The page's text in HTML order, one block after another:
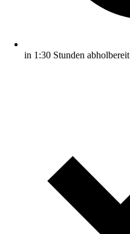
in 1:30 Stunden abholbereit